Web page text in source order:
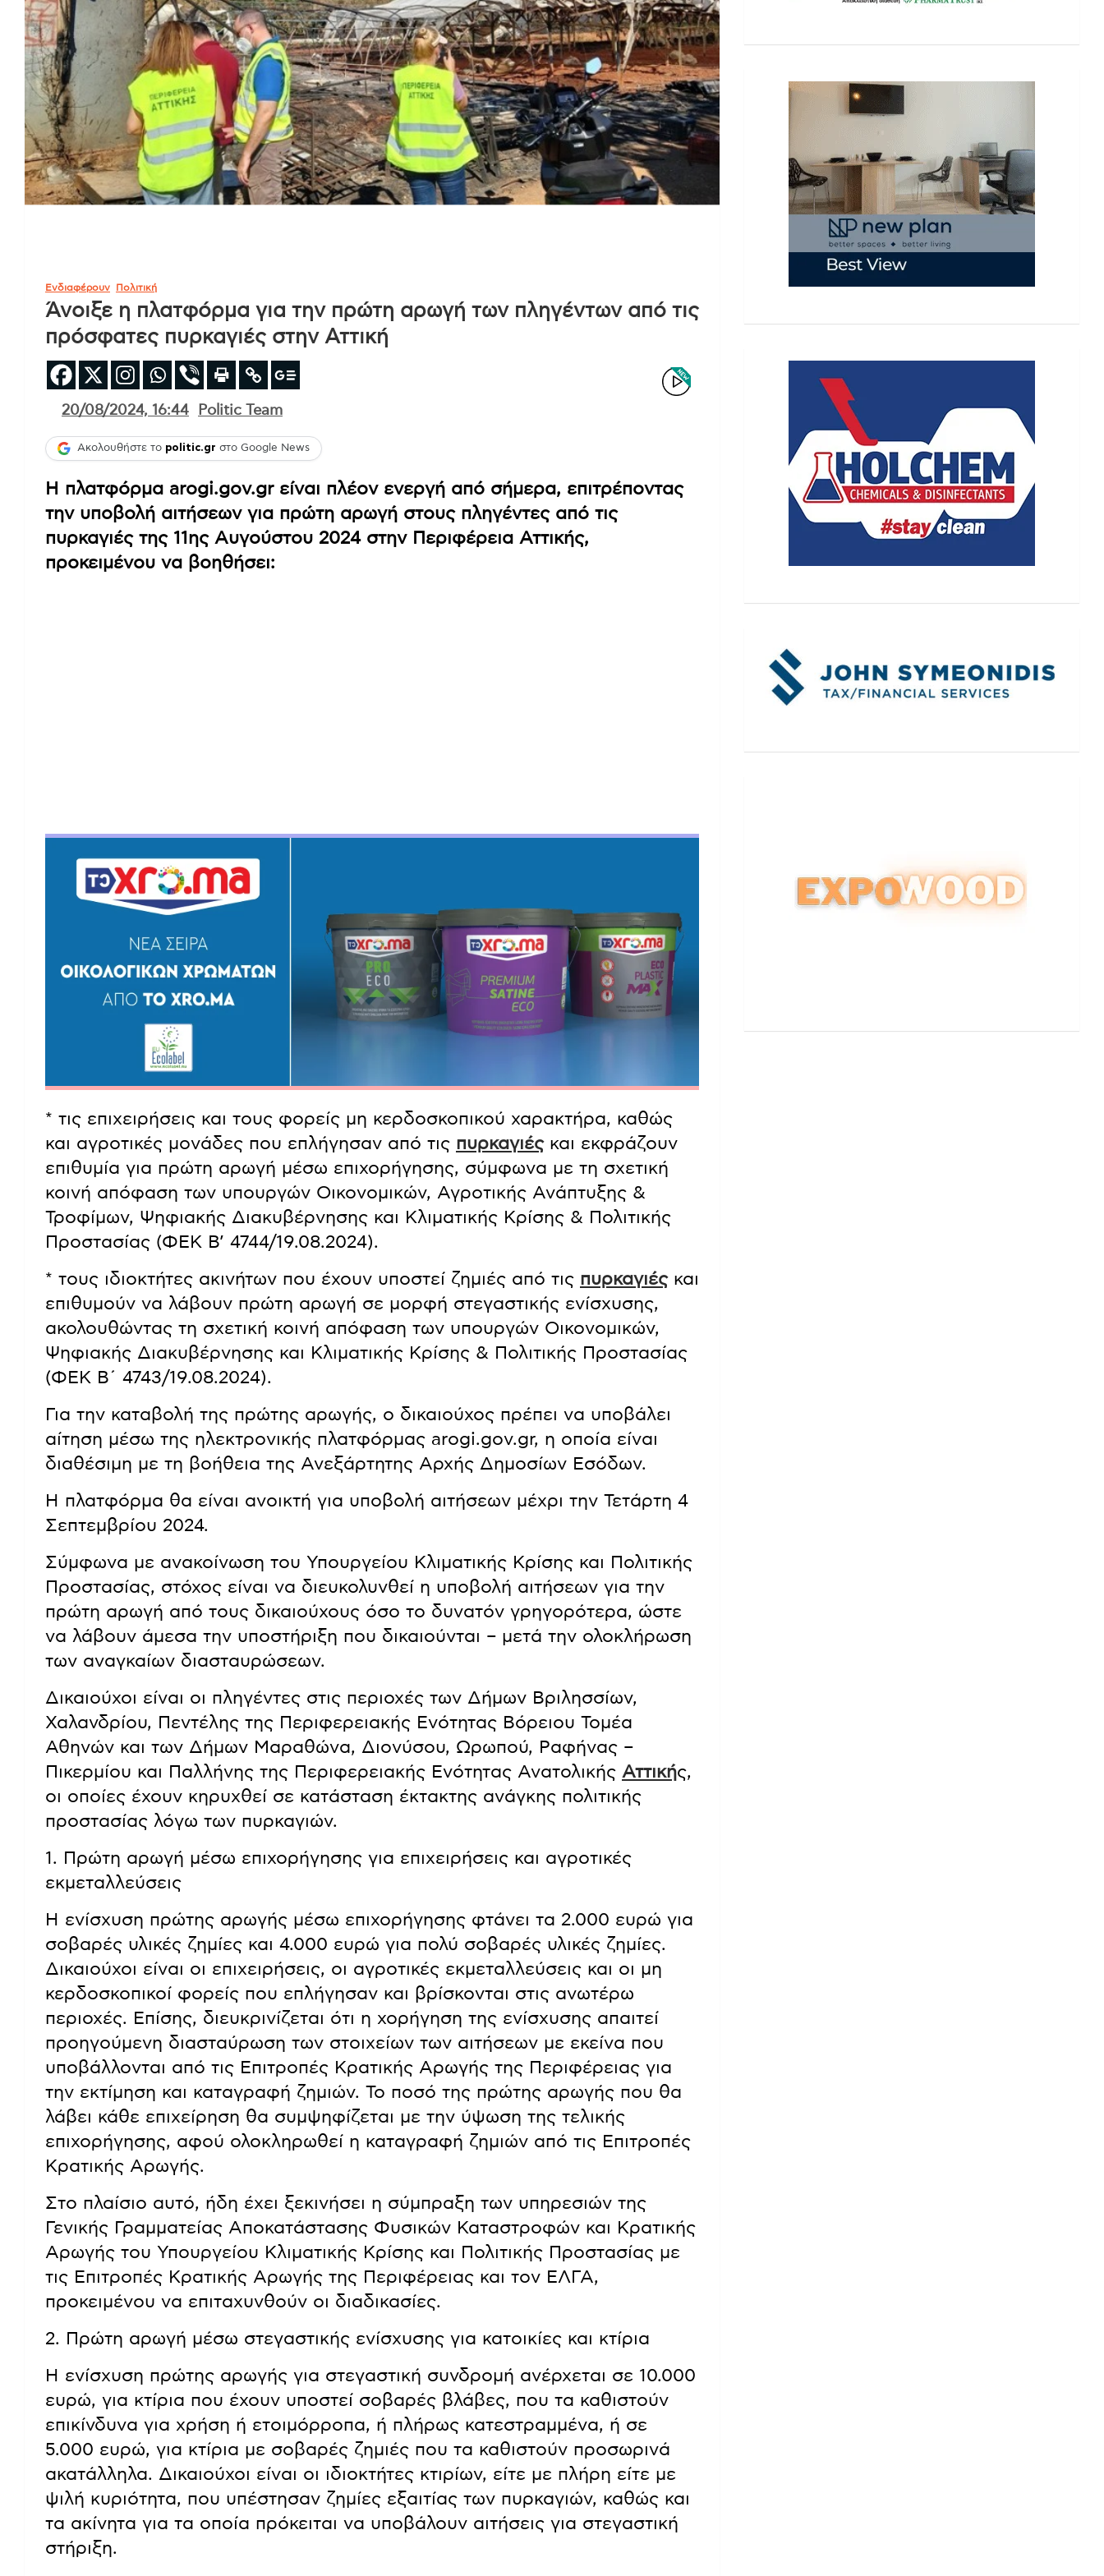
Ενδιαφέρουν Πολιτική
Άνοιξε η πλατφόρμα για την πρώτη αρωγή των πληγέντων από τις
πρόσφατες πυρκαγιές στην Αττική
20/08/2024, 16:44 Politic Team
Ακολουθήστε το politic.gr στο Google News
Η πλατφόρμα arogi.gov.gr είναι πλέον ενεργή από σήμερα, επιτρέποντας
την υποβολή αιτήσεων για πρώτη αρωγή στους πληγέντες από τις
πυρκαγιές της 11ης Αυγούστου 2024 στην Περιφέρεια Αττικής,
προκειμένου να βοηθήσει:
* τις επιχειρήσεις και τους φορείς μη κερδοσκοπικού χαρακτήρα, καθώς
και αγροτικές μονάδες που επλήγησαν από τις πυρκαγιέςκαι εκφράζουν
επιθυμία για πρώτη αρωγή μέσω επιχορήγησης, σύμφωνα με τη σχετική
κοινή απόφαση των υπουργών Οικονομικών, Αγροτικής Ανάπτυξης &
Τροφίμων, Ψηφιακής Διακυβέρνησης και Κλιματικής Κρίσης & Πολιτικής
Προστασίας (ΦΕΚ Β’ 4744/19.08.2024).
* τους ιδιοκτήτες ακινήτων που έχουν υποστεί ζημιές από τις πυρκαγιέςκαι
επιθυμούν να λάβουν πρώτη αρωγή σε μορφή στεγαστικής ενίσχυσης,
ακολουθώντας τη σχετική κοινή απόφαση των υπουργών Οικονομικών,
Ψηφιακής Διακυβέρνησης και Κλιματικής Κρίσης & Πολιτικής Προστασίας
(ΦΕΚ Β΄ 4743/19.08.2024).
Για την καταβολή της πρώτης αρωγής, ο δικαιούχος πρέπει να υποβάλει
αίτηση μέσω της ηλεκτρονικής πλατφόρμας arogi.gov.gr, η οποία είναι
διαθέσιμη με τη βοήθεια της Ανεξάρτητης Αρχής Δημοσίων Εσόδων.
Η πλατφόρμα θα είναι ανοικτή για υποβολή αιτήσεων μέχρι την Τετάρτη 4
Σεπτεμβρίου 2024.
Σύμφωνα με ανακοίνωση του Υπουργείου Κλιματικής Κρίσης και Πολιτικής
Προστασίας, στόχος είναι να διευκολυνθεί η υποβολή αιτήσεων για την
πρώτη αρωγή από τους δικαιούχους όσο το δυνατόν γρηγορότερα, ώστε
να λάβουν άμεσα την υποστήριξη που δικαιούνται – μετά την ολοκλήρωση
των αναγκαίων διασταυρώσεων.
Δικαιούχοι είναι οι πληγέντες στις περιοχές των Δήμων Βριλησσίων,
Χαλανδρίου, Πεντέλης της Περιφερειακής Ενότητας Βόρειου Τομέα
Αθηνών και των Δήμων Μαραθώνα, Διονύσου, Ωρωπού, Ραφήνας –
Πικερμίου και Παλλήνης της Περιφερειακής Ενότητας Ανατολικής Αττικής,
οι οποίες έχουν κηρυχθεί σε κατάσταση έκτακτης ανάγκης πολιτικής
προστασίας λόγω των πυρκαγιών.
1. Πρώτη αρωγή μέσω επιχορήγησης για επιχειρήσεις και αγροτικές
εκμεταλλεύσεις
Η ενίσχυση πρώτης αρωγής μέσω επιχορήγησης φτάνει τα 2.000 ευρώ για
σοβαρές υλικές ζημίες και 4.000 ευρώ για πολύ σοβαρές υλικές ζημίες.
Δικαιούχοι είναι οι επιχειρήσεις, οι αγροτικές εκμεταλλεύσεις και οι μη
κερδοσκοπικοί φορείς που επλήγησαν και βρίσκονται στις ανωτέρω
περιοχές. Επίσης, διευκρινίζεται ότι η χορήγηση της ενίσχυσης απαιτεί
προηγούμενη διασταύρωση των στοιχείων των αιτήσεων με εκείνα που
υποβάλλονται από τις Επιτροπές Κρατικής Αρωγής της Περιφέρειας για
την εκτίμηση και καταγραφή ζημιών. Το ποσό της πρώτης αρωγής που θα
λάβει κάθε επιχείρηση θα συμψηφίζεται με την ύψωση της τελικής
επιχορήγησης, αφού ολοκληρωθεί η καταγραφή ζημιών από τις Επιτροπές
Κρατικής Αρωγής.
Στο πλαίσιο αυτό, ήδη έχει ξεκινήσει η σύμπραξη των υπηρεσιών της
Γενικής Γραμματείας Αποκατάστασης Φυσικών Καταστροφών και Κρατικής
Αρωγής του Υπουργείου Κλιματικής Κρίσης και Πολιτικής Προστασίας με
τις Επιτροπές Κρατικής Αρωγής της Περιφέρειας και τον ΕΛΓΑ,
προκειμένου να επιταχυνθούν οι διαδικασίες.
2. Πρώτη αρωγή μέσω στεγαστικής ενίσχυσης για κατοικίες και κτίρια
Η ενίσχυση πρώτης αρωγής για στεγαστική συνδρομή ανέρχεται σε 10.000
ευρώ, για κτίρια που έχουν υποστεί σοβαρές βλάβες, που τα καθιστούν
επικίνδυνα για χρήση ή ετοιμόρροπα, ή πλήρως κατεστραμμένα, ή σε
5.000 ευρώ, για κτίρια με σοβαρές ζημιές που τα καθιστούν προσωρινά
ακατάλληλα. Δικαιούχοι είναι οι ιδιοκτήτες κτιρίων, είτε με πλήρη είτε με
ψιλή κυριότητα, που υπέστησαν ζημίες εξαιτίας των πυρκαγιών, καθώς και
τα ακίνητα για τα οποία πρόκειται να υποβάλουν αιτήσεις για στεγαστική
στήριξη.